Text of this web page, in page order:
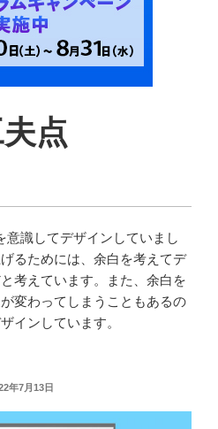
点
意識してデザインしていまし
るためには、余白を考えてデ
考えています。また、余白を
変わってしまうこともあるの
インしています。
年7月13日